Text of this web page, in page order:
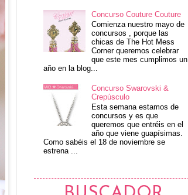
Concurso Couture Couture
Comienza nuestro mayo de
concursos , porque las
chicas de The Hot Mess
Corner queremos celebrar
que este mes cumplimos un
año en la blog...
Concurso Swarovski &
Crepúsculo
Esta semana estamos de
concursos y es que
queremos que entréis en el
año que viene guapísimas.
Como sabéis el 18 de noviembre se
estrena ...